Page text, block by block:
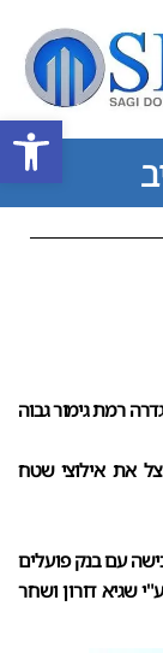
פתח
הוגדרה רמת גימור גבוה
את אילוצי שטח
רכישה עם בנק פועלים
שגיא דורון ושחר